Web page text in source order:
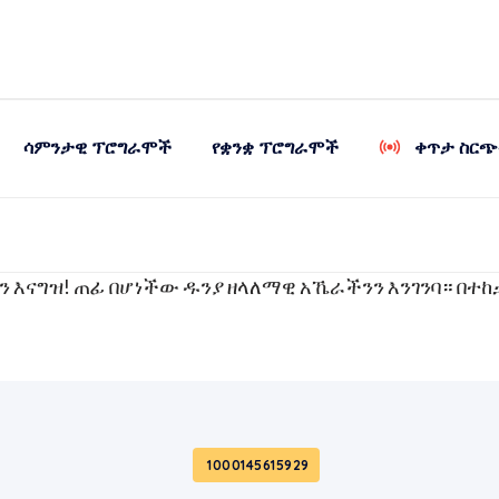
ሳምንታዊ ፕሮግራሞች የቋንቋ ፕሮግራሞች ቀጥታ
ጠፊ በሆነችው ዱንያ ዘላለማዊ አኼራችንን እንገንባ።
እርሱም ከሲሳይ ሰጪዎች ሁሉ በላጭ ነው
1000145615929